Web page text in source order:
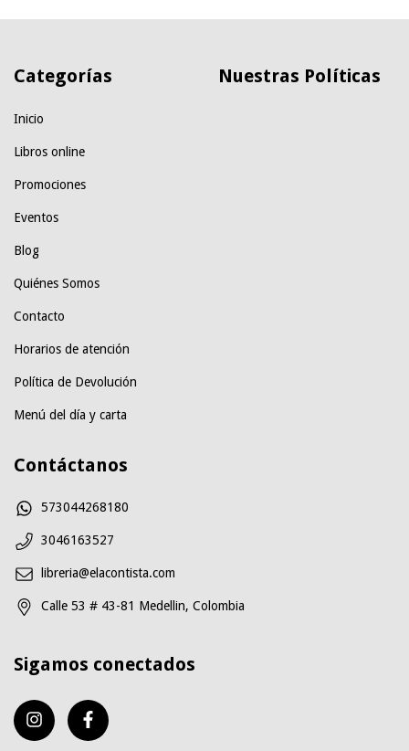
Categorías
Inicio
Libros online
Promociones
Eventos
Blog
Quiénes Somos
Contacto
Horarios de atención
Política de Devolución
Menú del día y carta
Nuestras Políticas
Contáctanos
573044268180
3046163527
libreria@elacontista.com
Calle 53 # 43-81 Medellin, Colombia
Sigamos conectados